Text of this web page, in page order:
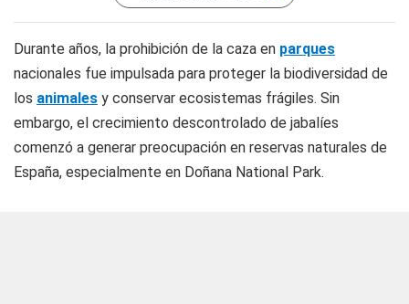
Durante años, la prohibición de la caza en parques
nacionales fue impulsada para proteger la biodiversidad de
los animales y conservar ecosistemas frágiles. Sin
embargo, el crecimiento descontrolado de jabalíes
comenzó a generar preocupación en reservas naturales de
España, especialmente en Doñana National Park.